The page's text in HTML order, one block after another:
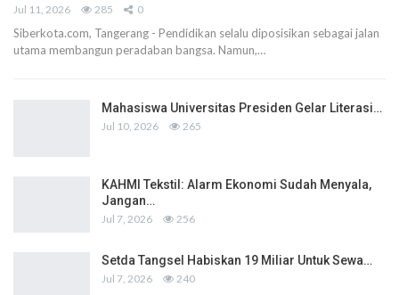
Jul 11, 2026 285 0
Siberkota.com, Tangerang - Pendidikan selalu diposisikan sebagai jalan
utama membangun peradaban bangsa. Namun,…
Mahasiswa Universitas Presiden Gelar Literasi…
Jul 10, 2026 265
KAHMI Tekstil: Alarm Ekonomi Sudah Menyala,
Jangan…
Jul 7, 2026 256
Setda Tangsel Habiskan 19 Miliar Untuk Sewa…
Jul 7, 2026 240